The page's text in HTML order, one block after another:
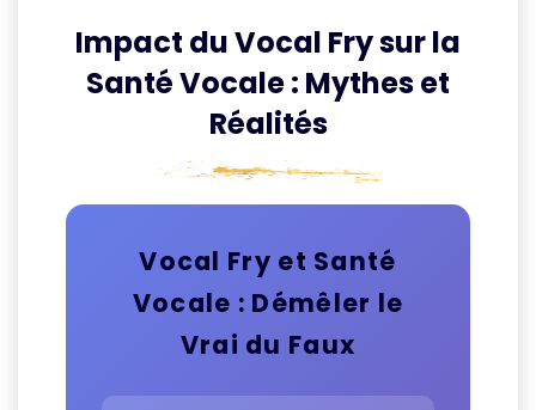
Impact du Vocal Fry sur la
Santé Vocale : Mythes et
Réalités
Vocal Fry et Santé
Vocale : Démêler le
Vrai du Faux